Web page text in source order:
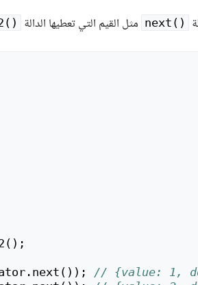
next()‎ مثل القيم التي تعطيها الدالة
();
. next ());
// {value: 1,